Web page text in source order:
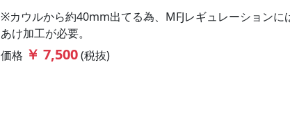
※カウルから約40mm出てる為、MFJレギュレーション
あけ加工が必要。
価格 ￥ 7,500(税抜)